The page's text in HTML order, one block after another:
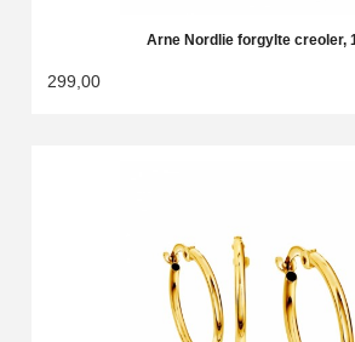
Arne Nordlie forgylte creoler,
299,00